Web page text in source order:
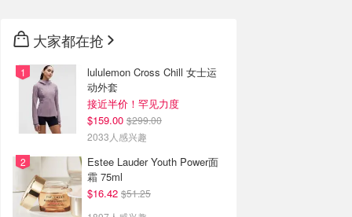
大家都在抢
lululemon Cross Chill 女士运
动外套
接近半价！罕见力度
$159.00 $299.00
2033人感兴趣
Estee Lauder Youth Power面
霜 75ml
$16.42 $51.25